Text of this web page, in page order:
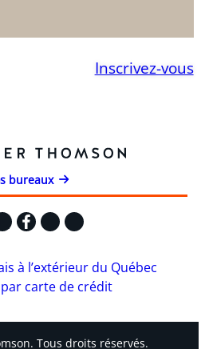
Inscrivez-vous
bureaux
Facebook
Instagram
YouTube
à l’extérieur du Québec
carte de crédit
Tous droits réservés.